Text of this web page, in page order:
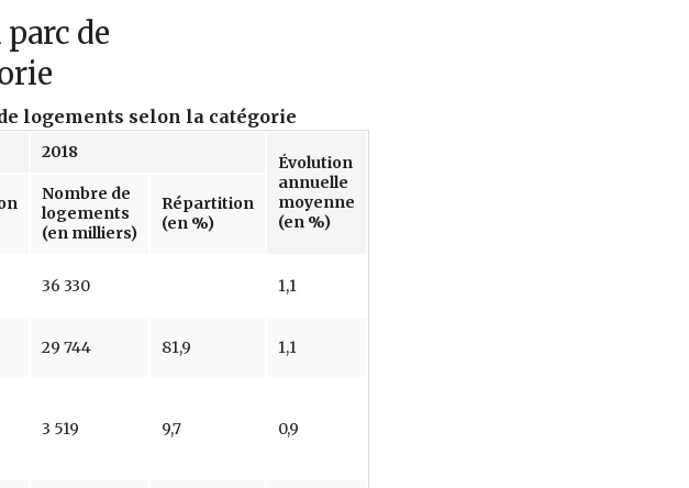
de
logements selon la catégorie
2018
Évolution
annuelle
moyenne
(en %)
Nombre de
logements
(en milliers)
Répartition
(en %)
36 330 1,1
29 744 81,9 1,1
3 519 9,7 0,9